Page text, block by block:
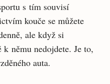
s tím souvisí
kouče se můžete
ale když si
němu nedojdete. Je to,
auta.